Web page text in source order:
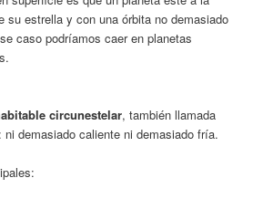
su estrella y con una órbita no demasiado
caso podríamos caer en planetas
circunestelar, también llamada
: ni demasiado caliente ni demasiado fría.